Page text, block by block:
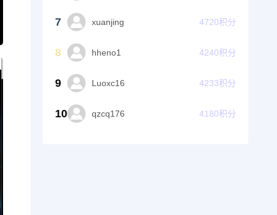
7 xuanjing 4720积分
8 hheno1 4240积分
9 Luoxc16 4233积分
10 qzcq176 4180积分